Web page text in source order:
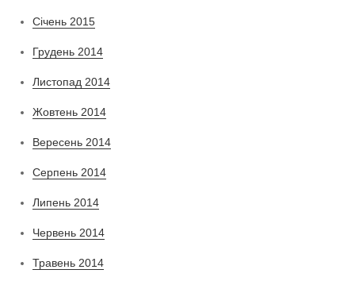
Січень 2015
Грудень 2014
Листопад 2014
Жовтень 2014
Вересень 2014
Серпень 2014
Липень 2014
Червень 2014
Травень 2014